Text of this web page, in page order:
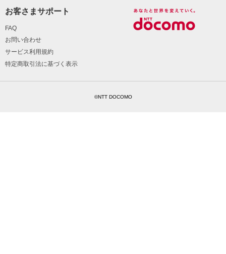
お客さまサポート
FAQ
お問い合わせ
サービス利用規約
特定商取引法に基づく表示
©NTT DOCOMO